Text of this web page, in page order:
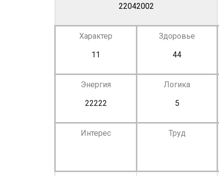
22042002
Характер
11
Здоровье
44
Энергия
22222
Логика
5
Интерес Труд